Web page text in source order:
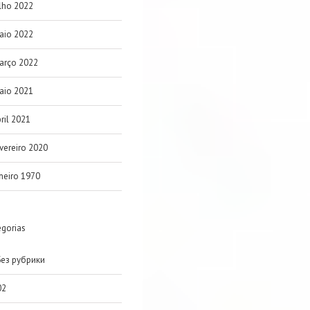
2022
2022
2022
2021
2021
2020
1970
рубрики